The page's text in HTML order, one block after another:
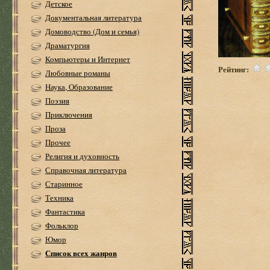
Детское
Документальная литература
Домоводство (Дом и семья)
Драматургия
Компьютеры и Интернет
Любовные романы
Наука, Образование
Поэзия
Приключения
Проза
Прочее
Религия и духовность
Справочная литература
Старинное
Техника
Фантастика
Фольклор
Юмор
Список всех жанров
Рейтинг: